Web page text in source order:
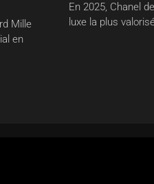
Mille
en
En 2025, Chanel
luxe la plus